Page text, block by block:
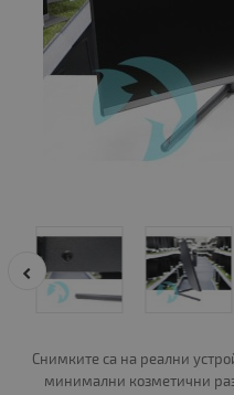
Снимките са на реални
минимални козметични